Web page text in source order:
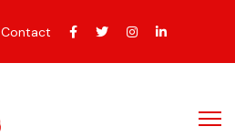
Contact